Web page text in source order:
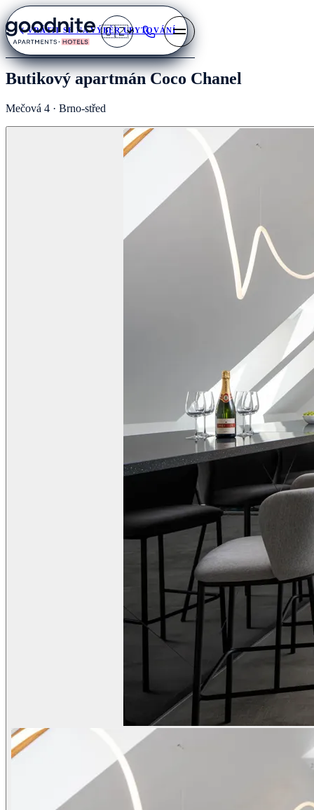
🇨🇿
VRÁTIT SE NA VÝBĚR UBYTOVÁNÍ
Butikový apartmán Coco Chanel
Mečová 4 · Brno-střed